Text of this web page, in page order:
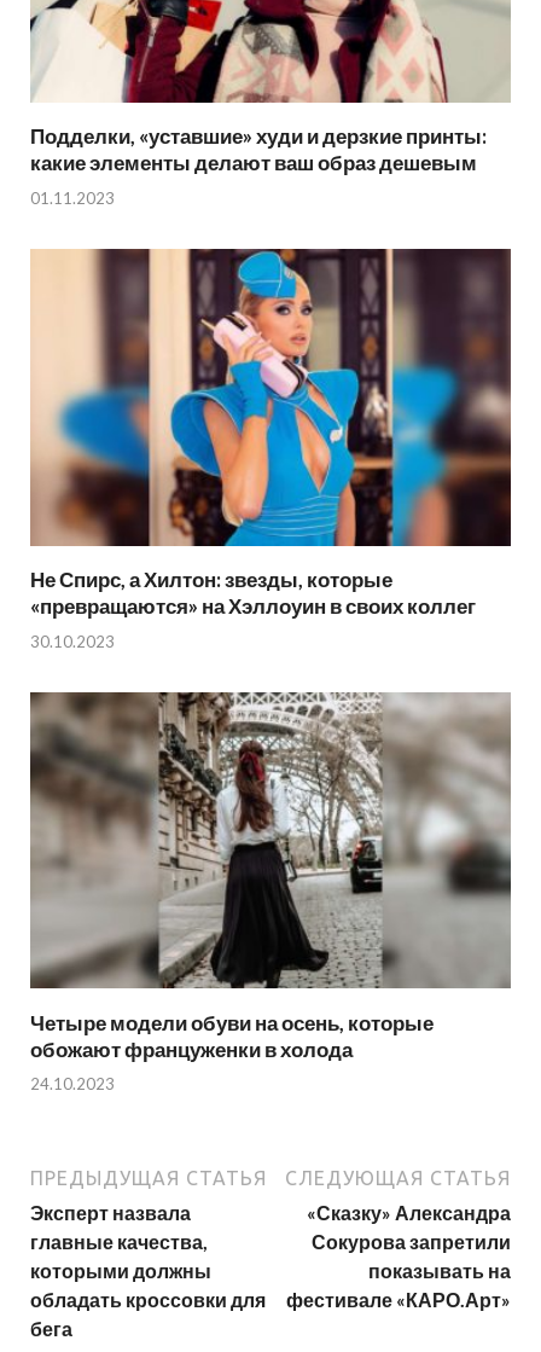
Подделки, «уставшие» худи и дерзкие принты:
какие элементы делают ваш образ дешевым
01.11.2023
Не Спирс, а Хилтон: звезды, которые
«превращаются» на Хэллоуин в своих коллег
30.10.2023
Четыре модели обуви на осень, которые
обожают француженки в холода
24.10.2023
ПРЕДЫДУЩАЯ СТАТЬЯ
Эксперт назвала
главные качества,
которыми должны
обладать кроссовки для
бега
СЛЕДУЮЩАЯ СТАТЬЯ
«Сказку» Александра
Сокурова запретили
показывать на
фестивале «КАРО.Арт»